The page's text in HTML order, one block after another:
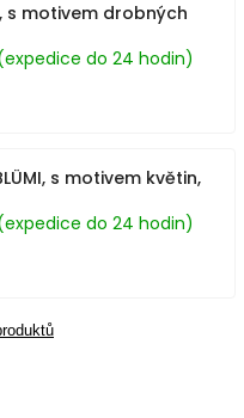
s motivem drobných
(expedice do 24 hodin)
s motivem květin,
(expedice do 24 hodin)